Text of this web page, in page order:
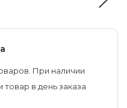
При наличии
в день заказа